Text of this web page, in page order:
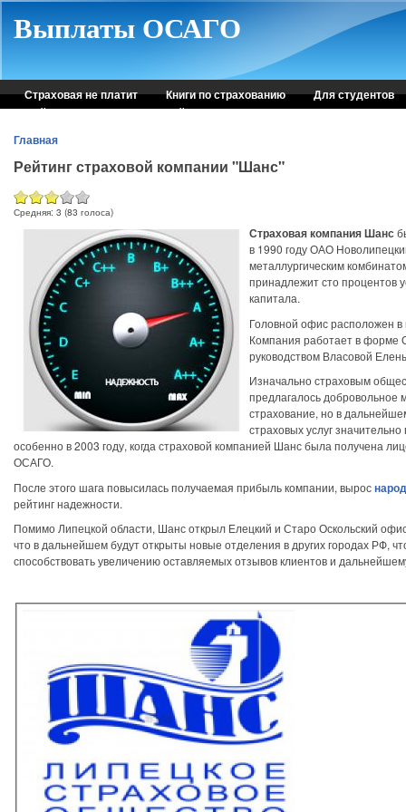
Выплаты ОСАГО
Страховая не платит Книги по страхованию
Для студентов
Рейтинг страховых компаний
Консультация автоюриста
Главная
Рейтинг страховой компании "Шанс"
Средняя: 3 (83 голоса)
Страховая компания Шанс
в 1990 году ОАО
металлургическим
принадлежит сто процентов
капитала.
Головной офис расположен в
Компания работает в форме
руководством Власовой
Изначально страховым
предлагалось добровольное
страхование, но в
страховых услуг
особенно в 2003 году, когда страховой компанией Шанс была получена
ОСАГО.
После этого шага повысилась получаемая прибыль компании, вырос
рейтинг надежности.
Помимо Липецкой области, Шанс открыл Елецкий и Старо Оскольский
что в дальнейшем будут открыты новые отделения в других городах РФ,
способствовать увеличению оставляемых отзывов клиентов и